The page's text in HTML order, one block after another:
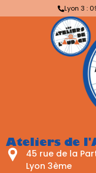
Lyon 3 :
Ateliers de
45 rue de la
Lyon 3ème